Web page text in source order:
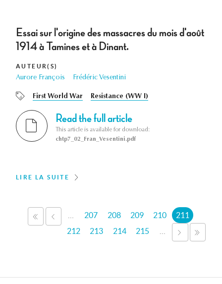
Essai sur l'origine des massacres du mois d'août
1914 à Tamines et à Dinant.
AUTEUR(S)
Aurore François Frédéric Vesentini
First World War Resistance (WW I)
Read the full article
This article is available for download:
chtp7_02_Fran_Vesentini.pdf
LIRE LA SUITE
Pages « PREMIER‹ PRÉCÉDENT
207 208 209 210
211
212
213 214 215 SUIVANT